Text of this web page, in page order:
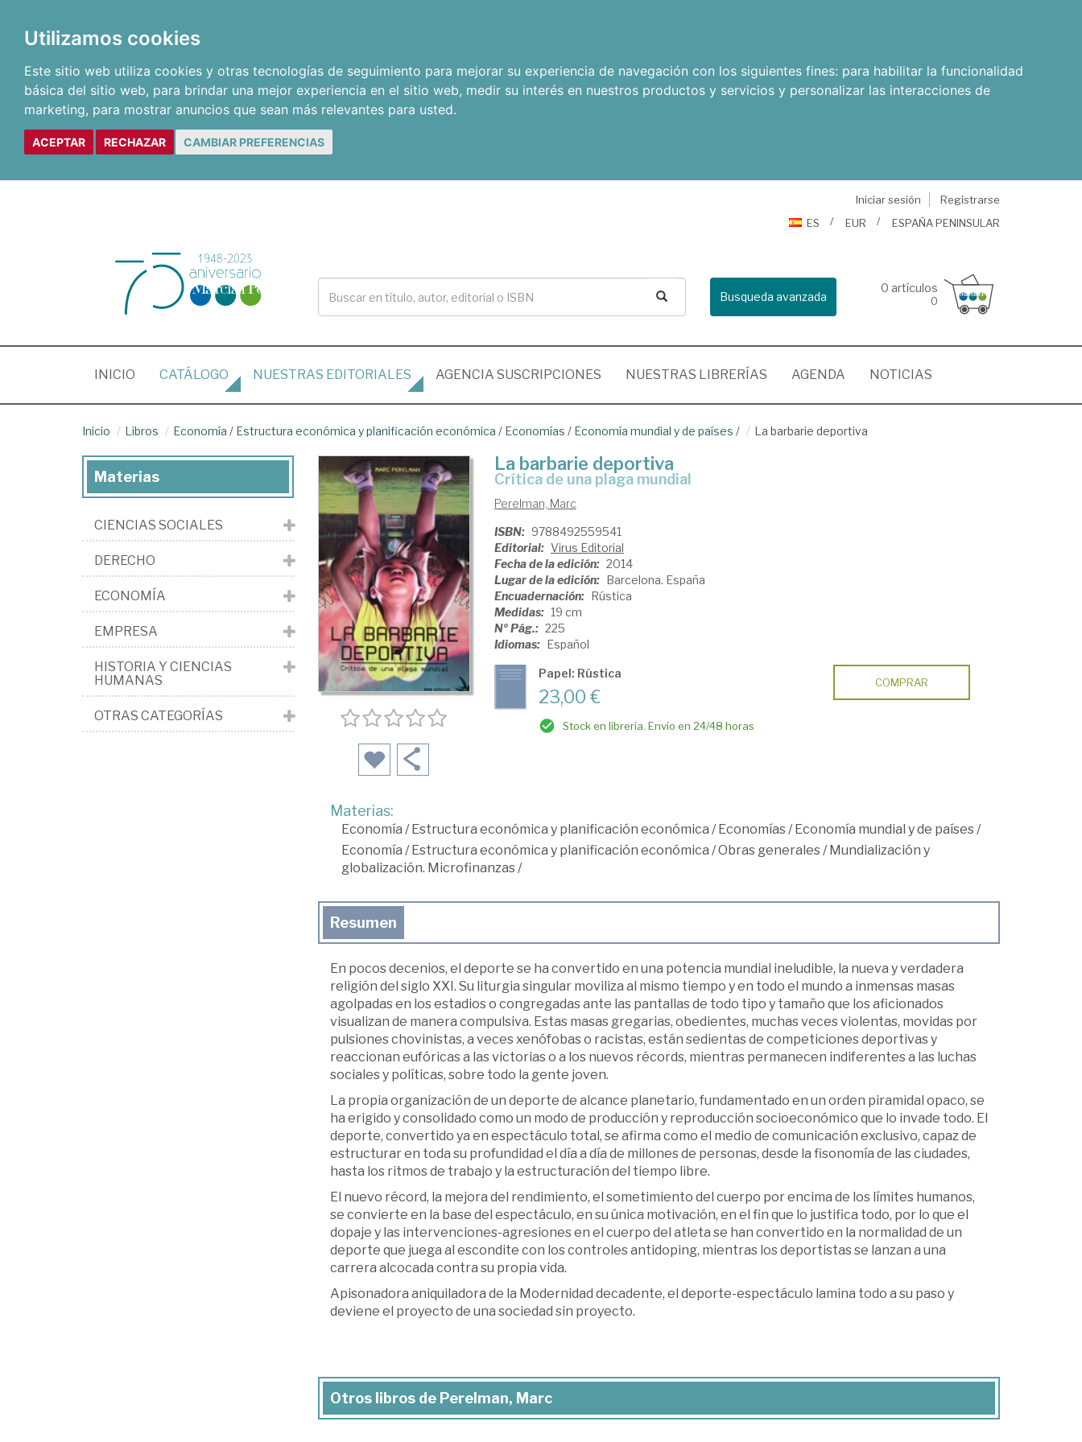
Utilizamos cookies
Este sitio web utiliza cookies y otras tecnologías de seguimiento para mejorar su experiencia de navegación con los siguientes fines: para habilitar la funcionalidad
básica del sitio web, para brindar una mejor experiencia en el sitio web, medir su interés en nuestros productos y servicios y personalizar las interacciones de
marketing, para mostrar anuncios que sean más relevantes para usted.
ACEPTAR RECHAZAR CAMBIAR PREFERENCIAS
Iniciar sesión
Registrarse
ES
EUR ESPAÑA PENINSULAR
Busqueda avanzada
0 artículos
0
INICIO (CURRENT)
CATÁLOGO NUESTRAS EDITORIALES AGENCIA SUSCRIPCIONES NUESTRAS LIBRERÍAS AGENDA NOTICIAS
Inicio Libros Economía / Estructura económica y planificación económica / Economías / Economía mundial y de países / La barbarie deportiva
La barbarie deportiva
crítica de una plaga mundial
Perelman, Marc
ISBN: 9788492559541
Editorial: Virus Editorial
Fecha de la edición: 2014
Lugar de la edición: Barcelona. España
Encuadernación: Rústica
Medidas: 19 cm
Nº Pág.: 225
Idiomas: Español
Papel: Rústica
23,00 €
Stock en librería. Envío en 24/48 horas
COMPRAR
Materias:
Economía / Estructura económica y planificación económica / Economías/ Economía mundial y de países/
Economía / Estructura económica y planificación económica /Obras generales/ Mundialización y
globalización. Microfinanzas/
Resumen
En pocos decenios, el deporte se ha convertido en una potencia mundial ineludible, la nueva y verdadera
religión del siglo XXI. Su liturgia singular moviliza al mismo tiempo y en todo el mundo a inmensas masas
agolpadas en los estadios o congregadas ante las pantallas de todo tipo y tamaño que los aficionados
visualizan de manera compulsiva. Estas masas gregarias, obedientes, muchas veces violentas, movidas por
pulsiones chovinistas, a veces xenófobas o racistas, están sedientas de competiciones deportivas y
reaccionan eufóricas a las victorias o a los nuevos récords, mientras permanecen indiferentes a las luchas
sociales y políticas, sobre todo la gente joven.
La propia organización de un deporte de alcance planetario, fundamentado en un orden piramidal opaco, se
ha erigido y consolidado como un modo de producción y reproducción socioeconómico que lo invade todo. El
deporte, convertido ya en espectáculo total, se afirma como el medio de comunicación exclusivo, capaz de
estructurar en toda su profundidad el día a día de millones de personas, desde la fisonomía de las ciudades,
hasta los ritmos de trabajo y la estructuración del tiempo libre.
El nuevo récord, la mejora del rendimiento, el sometimiento del cuerpo por encima de los límites humanos,
se convierte en la base del espectáculo, en su única motivación, en el fin que lo justifica todo, por lo que el
dopaje y las intervenciones-agresiones en el cuerpo del atleta se han convertido en la normalidad de un
deporte que juega al escondite con los controles antidoping, mientras los deportistas se lanzan a una
carrera alcocada contra su propia vida.
Apisonadora aniquiladora de la Modernidad decadente, el deporte-espectáculo lamina todo a su paso y
deviene el proyecto de una sociedad sin proyecto.
Otros libros de Perelman, Marc
Materias
CIENCIAS SOCIALES
DERECHO
ECONOMÍA
EMPRESA
HISTORIA Y CIENCIAS
HUMANAS
OTRAS CATEGORÍAS